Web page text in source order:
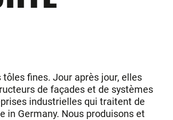
fines. Jour après jour, elles
de façades et de systèmes
industrielles qui traitent de
in Germany. Nous produisons et